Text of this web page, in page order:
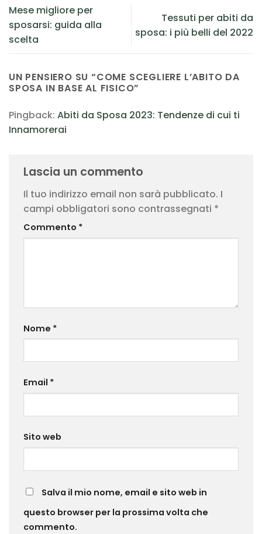
Mese migliore per
sposarsi: guida alla
scelta
Tessuti per abiti da
sposa: i più belli del 2022
UN PENSIERO SU “COME SCEGLIERE L’ABITO DA
SPOSA IN BASE AL FISICO”
Pingback: Abiti da Sposa 2023: Tendenze di cui ti
Innamorerai
Lascia un commento
Il tuo indirizzo email non sarà pubblicato. I
campi obbligatori sono contrassegnati *
Commento *
Nome *
Email *
Sito web
Salva il mio nome, email e sito web in
questo browser per la prossima volta che
commento.